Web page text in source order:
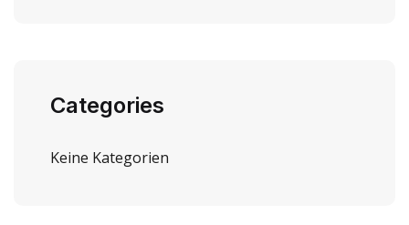
Categories
Keine Kategorien